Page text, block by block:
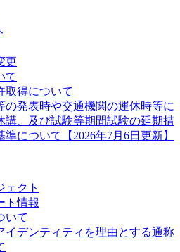
更
て
取得について
の発表時や交通機関の運休時等に
講、及び試験等期間試験の延期措
について【2026年7月6日更新】
ェクト
ト情報
いて
イデンティティを理由とする通称